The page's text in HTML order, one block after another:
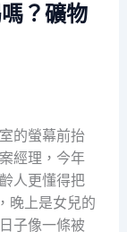
？礦物
的螢幕前抬
經理，今年
人更懂得把
晚上是女兒的
子像一條被